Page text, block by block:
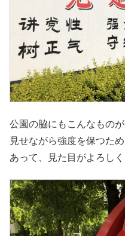
公園の脇にもこんなもの
見せながら強度を保つた
あって、見た目がよろし